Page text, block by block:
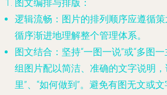
图文编排与排版 ：
逻辑流畅 ：图片的排列顺序应遵循
循序渐进地理解整个管理体系。
图文结合 ：坚持“一图一说”或“多图
组图片配以简洁、准确的文字说明，
里”、“如何做到”。避免有图无文或文